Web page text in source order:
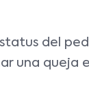
del
una queja